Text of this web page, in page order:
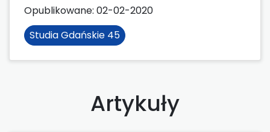
Opublikowane: 02-02-2020
Studia Gdańskie 45
Artykuły